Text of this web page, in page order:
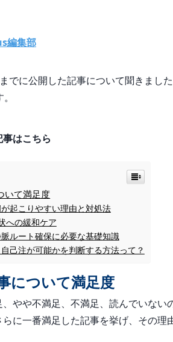
編集部
でに公開した記事について聞きました
はこちら
いて満足度
起こりやすい理由と対処法
への緩和ケア
ルート確保に必要な基礎知識
己注が可能かを判断する方法って？
について満足度
やや不満足、不満足、読んでいない
に一番満足した記事を挙げ、その理